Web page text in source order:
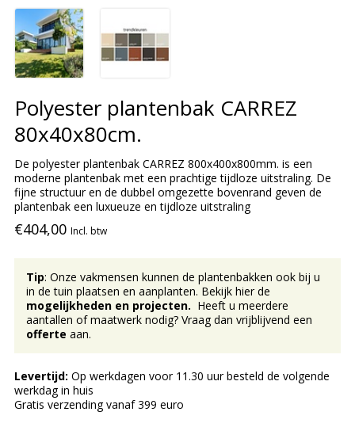
Polyester plantenbak CARREZ
80x40x80cm.
De polyester plantenbak CARREZ 800x400x800mm. is een
moderne plantenbak met een prachtige tijdloze uitstraling. De
fijne structuur en de dubbel omgezette bovenrand geven de
plantenbak een luxueuze en tijdloze uitstraling
€404,00 Incl. btw
Tip: Onze vakmensen kunnen de plantenbakken ook bij u
in de tuin plaatsen en aanplanten. Bekijk hier de
mogelijkheden en projecten. Heeft u meerdere
aantallen of maatwerk nodig? Vraag dan vrijblijvend een
offerte aan.
Levertijd: Op werkdagen voor 11.30 uur besteld de volgende
werkdag in huis
Gratis verzending vanaf 399 euro